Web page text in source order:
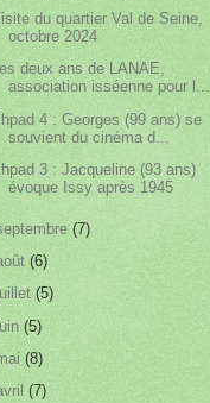
du quartier Val de Seine,
octobre 2024
deux ans de LANAE,
association isséenne pour l...
4 : Georges (99 ans) se
souvient du cinéma d...
3 : Jacqueline (93 ans)
évoque Issy après 1945
(7)
(6)
(5)
(5)
(8)
(7)